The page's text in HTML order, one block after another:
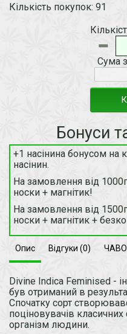
Кількість покупок: 91
Сума
Бонуси
+1 насінина бонусом на
насінин.
На замовлення від
носки + магнітик!
На замовлення від
носки + магнітик +
Опис Відгуки (0) ЧАВО
Divine Indica Feminised -
був отриманий в
Спочатку сорт
поціновувачів
організм людини.